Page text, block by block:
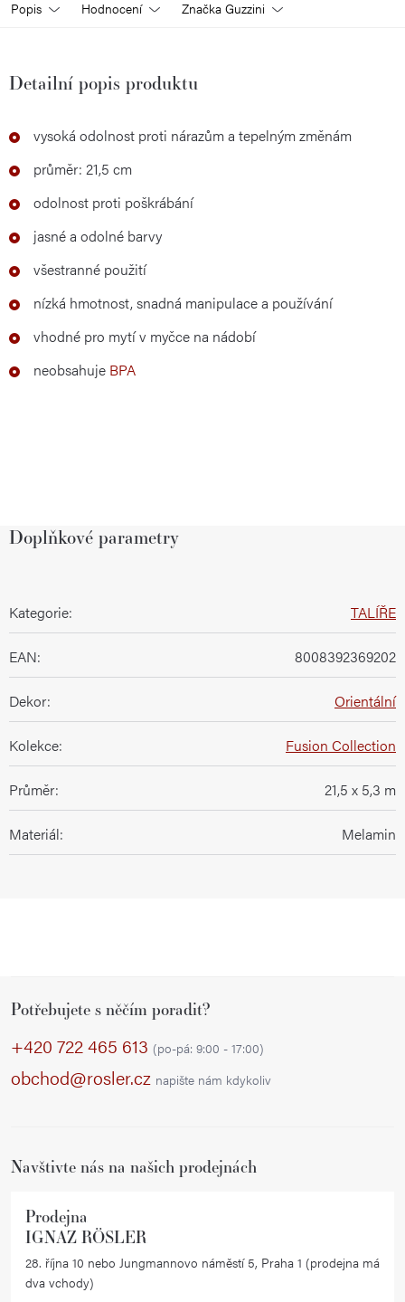
Popis Hodnocení Značka Guzzini
Detailní popis produktu
vysoká odolnost proti nárazům a tepelným změnám
průměr: 21,5 cm
odolnost proti poškrábání
jasné a odolné barvy
všestranné použití
nízká hmotnost, snadná manipulace a používání
vhodné pro mytí v myčce na nádobí
neobsahuje BPA
Doplňkové parametry
Kategorie: TALÍŘE
EAN: 8008392369202
Dekor: Orientální
Kolekce: Fusion Collection
Průměr: 21,5 x 5,3 m
Materiál: Melamin
Potřebujete s něčím poradit?
+420 722 465 613 (po-pá: 9:00 - 17:00)
obchod@rosler.cz napište nám kdykoliv
Navštivte nás na našich prodejnách
Prodejna
IGNAZ RÖSLER
28. října 10 nebo Jungmannovo náměstí 5, Praha 1 (prodejna má
dva vchody)